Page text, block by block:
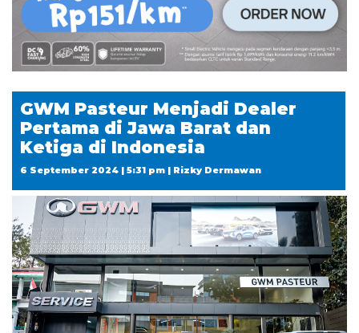
GWM Pasteur Menjadi Dealer
Pertama di Jawa Barat dan
Ketiga di Indonesia
6 September 2024 | 5:31 pm | Rizky Dermawan